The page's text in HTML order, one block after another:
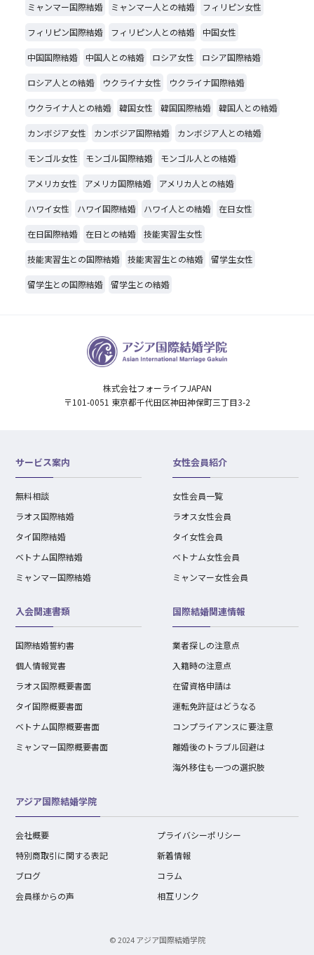
ミャンマー国際結婚 ミャンマー人との結婚 フィリピン女性
フィリピン国際結婚 フィリピン人との結婚 中国女性
中国国際結婚 中国人との結婚 ロシア女性 ロシア国際結婚
ロシア人との結婚 ウクライナ女性 ウクライナ国際結婚
ウクライナ人との結婚 韓国女性 韓国国際結婚 韓国人との結婚
カンボジア女性 カンボジア国際結婚 カンボジア人との結婚
モンゴル女性 モンゴル国際結婚 モンゴル人との結婚
アメリカ女性 アメリカ国際結婚 アメリカ人との結婚
ハワイ女性 ハワイ国際結婚 ハワイ人との結婚 在日女性
在日国際結婚 在日との結婚 技能実習生女性
技能実習生との国際結婚 技能実習生との結婚 留学生女性
留学生との国際結婚 留学生との結婚
株式会社フォーライフJAPAN
〒101-0051 東京都千代田区神田神保町三丁目3-2
サービス案内
無料相談
ラオス国際結婚
タイ国際結婚
ベトナム国際結婚
ミャンマー国際結婚
女性会員紹介
女性会員一覧
ラオス女性会員
タイ女性会員
ベトナム女性会員
ミャンマー女性会員
入会関連書類
国際結婚誓約書
個人情報覚書
ラオス国際概要書面
タイ国際概要書面
ベトナム国際概要書面
ミャンマー国際概要書面
国際結婚関連情報
業者探しの注意点
入籍時の注意点
在留資格申請は
運転免許証はどうなる
コンプライアンスに要注意
離婚後のトラブル回避は
海外移住も一つの選択肢
アジア国際結婚学院
会社概要
プライバシーポリシー
特別商取引に関する表記
新着情報
ブログ
コラム
会員様からの声
相互リンク
© 2024 アジア国際結婚学院